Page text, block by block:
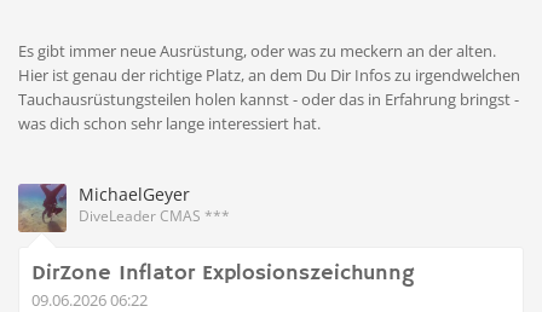
Es gibt immer neue Ausrüstung, oder was zu meckern an der alten.
Hier ist genau der richtige Platz, an dem Du Dir Infos zu irgendwelchen
Tauchausrüstungsteilen holen kannst - oder das in Erfahrung bringst -
was dich schon sehr lange interessiert hat.
MichaelGeyer
DiveLeader CMAS ***
DirZone Inflator Explosionszeichunng
09.06.2026 06:22